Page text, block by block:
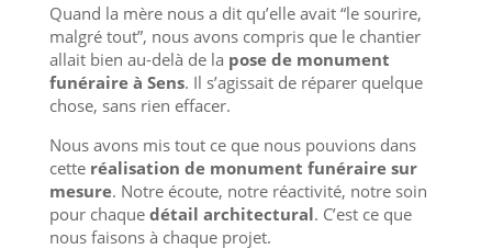
Quand la mère nous a dit qu’elle avait “le sourire,
malgré tout”, nous avons compris que le chantier
allait bien au-delà de la pose de monument
funéraire à Sens. Il s’agissait de réparer quelque
chose, sans rien effacer.
Nous avons mis tout ce que nous pouvions dans
cette réalisation de monument funéraire sur
mesure. Notre écoute, notre réactivité, notre soin
pour chaque détail architectural. C’est ce que
nous faisons à chaque projet.